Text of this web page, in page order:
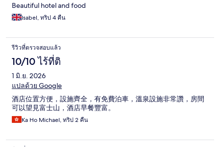
Beautiful hotel and food
Isabel, ทริป 4 คืน
รีวิวที่ตรวจสอบแล้ว
10/10 ไร้ที่ติ
1 มิ.ย. 2026
แปลด้วย Google
酒店位置方便，設施齊全，有免費泊車，溫泉設施非常讚，房間
可以望見富士山，酒店早餐豐富。
Ka Ho Michael, ทริป 2 คืน